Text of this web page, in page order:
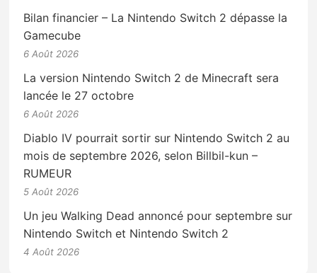
Bilan financier – La Nintendo Switch 2 dépasse la
Gamecube
6 Août 2026
La version Nintendo Switch 2 de Minecraft sera
lancée le 27 octobre
6 Août 2026
Diablo IV pourrait sortir sur Nintendo Switch 2 au
mois de septembre 2026, selon Billbil-kun –
RUMEUR
5 Août 2026
Un jeu Walking Dead annoncé pour septembre sur
Nintendo Switch et Nintendo Switch 2
4 Août 2026